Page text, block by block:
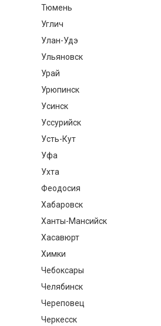
Тюмень
Углич
Улан-Удэ
Ульяновск
Урай
Урюпинск
Усинск
Уссурийск
Усть-Кут
Уфа
Ухта
Феодосия
Хабаровск
Ханты-Мансийск
Хасавюрт
Химки
Чебоксары
Челябинск
Череповец
Черкесск